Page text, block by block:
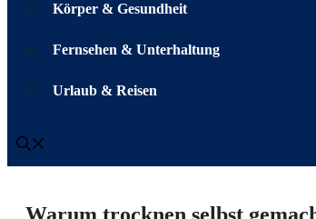
Körper & Gesundheit
Fernsehen & Unterhaltung
Urlaub & Reisen